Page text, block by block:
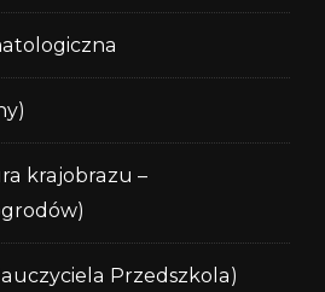
krajobrazu –
Przedszkola)